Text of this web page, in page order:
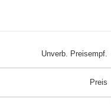
Unverb. Preisempf.
Preis